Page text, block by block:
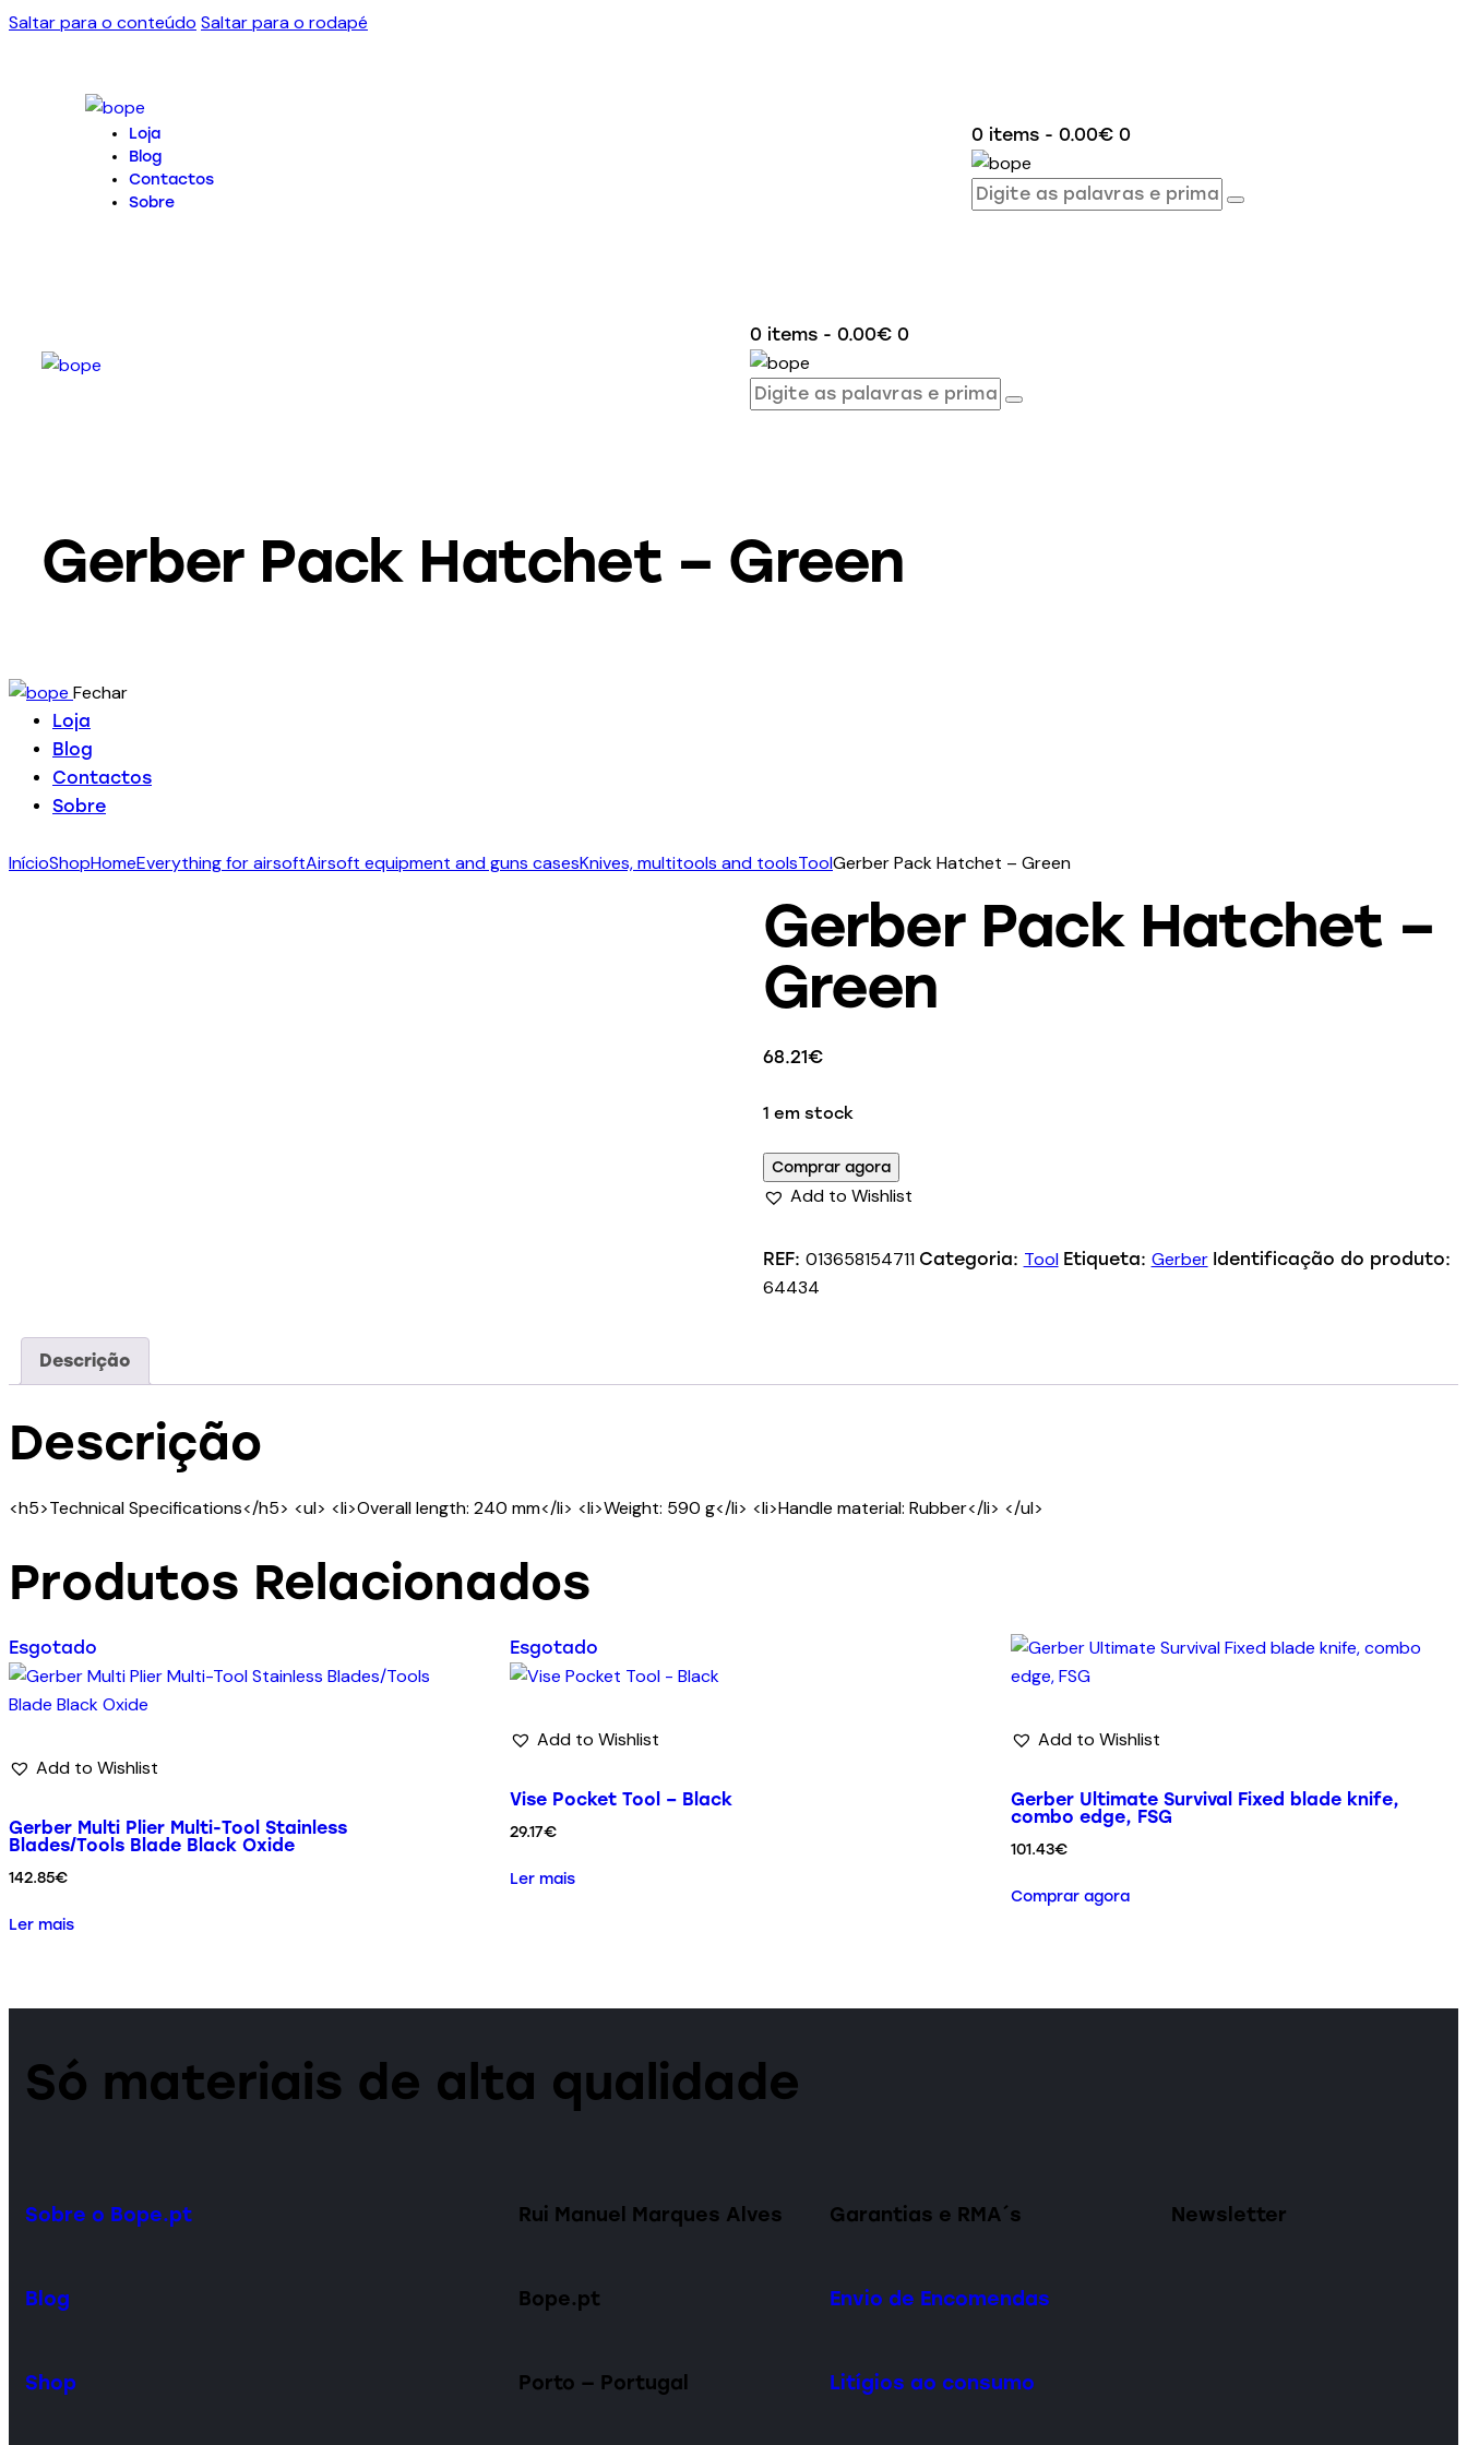
Saltar para o conteúdo Saltar para o rodapé
Loja
Blog
Contactos
Sobre
0 items - 0.00€ 0
0 items - 0.00€ 0
Gerber Pack Hatchet – Green
Fechar
Loja
Blog
Contactos
Sobre
InícioShopHomeEverything for airsoftAirsoft equipment and guns casesKnives, multitools and toolsToolGerber Pack Hatchet – Green
Gerber Pack Hatchet –
Green
68.21€
1 em stock
Comprar agora
Add to Wishlist
REF: 013658154711 Categoria: Tool Etiqueta: Gerber Identificação do produto:
64434
Descrição
Descrição
<h5>Technical Specifications</h5> <ul> <li>Overall length: 240 mm</li> <li>Weight: 590 g</li> <li>Handle material: Rubber</li> </ul>
Produtos Relacionados
Esgotado
Add to Wishlist
Gerber Multi Plier Multi-Tool Stainless
Blades/Tools Blade Black Oxide
142.85€
Ler mais
Esgotado
Add to Wishlist
Vise Pocket Tool – Black
29.17€
Ler mais
Add to Wishlist
Gerber Ultimate Survival Fixed blade knife,
combo edge, FSG
101.43€
Comprar agora
Só materiais de alta qualidade
Sobre o Bope.pt
Blog
Shop
Rui Manuel Marques Alves
Bope.pt
Porto — Portugal
Garantias e RMA´s
Envio de Encomendas
Litígios ao consumo
Newsletter